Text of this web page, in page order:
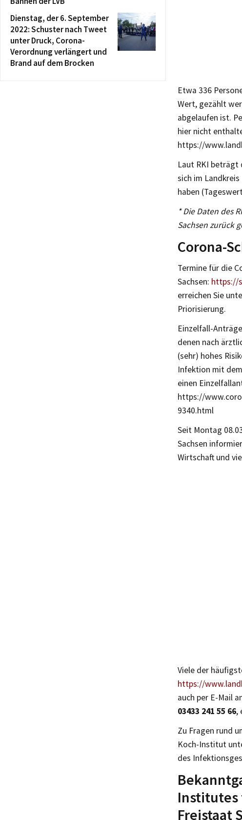
Etwa 336
Wert, gezählt
abgelaufen ist.
hier nicht
https://
Laut RKI beträgt
sich im
haben
* Die Daten des
Sachsen zurück
Corona-
Termine für die
Sachsen: https://
erreichen Sie
Priorisierung.
Einzelfall-
denen nach
(sehr) hohes
Infektion mit
einen
https://
9340.html
Seit Montag
Sachsen
Wirtschaft und
Viele der
https://
auch per E-Mail
03433 241 55 66,
Zu Fragen rund
Koch-Institut
des
Institutes
Freistaat
Dienstag, der 6. September
2022: Schuster nach Tweet
unter Druck, Corona-
Verordnung verlängert und
Brand auf dem Brocken